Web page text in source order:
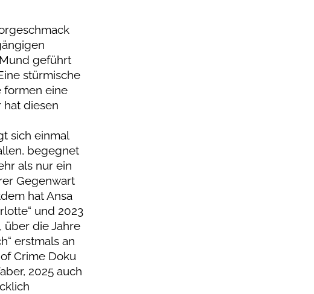
geführt
stürmische
formen eine
hat diesen
sich einmal
begegnet
als nur ein
Gegenwart
hat Ansa
und 2023
über die Jahre
erstmals an
Crime Doku
2025 auch